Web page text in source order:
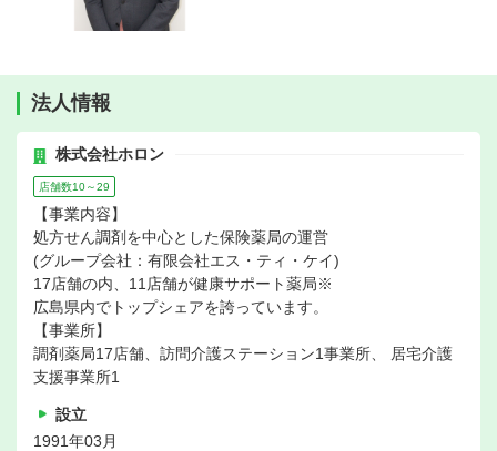
法人情報
株式会社ホロン
店舗数10～29
【事業内容】
処方せん調剤を中心とした保険薬局の運営
(グループ会社：有限会社エス・ティ・ケイ)
17店舗の内、11店舗が健康サポート薬局※
広島県内でトップシェアを誇っています。
【事業所】
調剤薬局17店舗、訪問介護ステーション1事業所、 居宅介護
支援事業所1
設立
1991年03月